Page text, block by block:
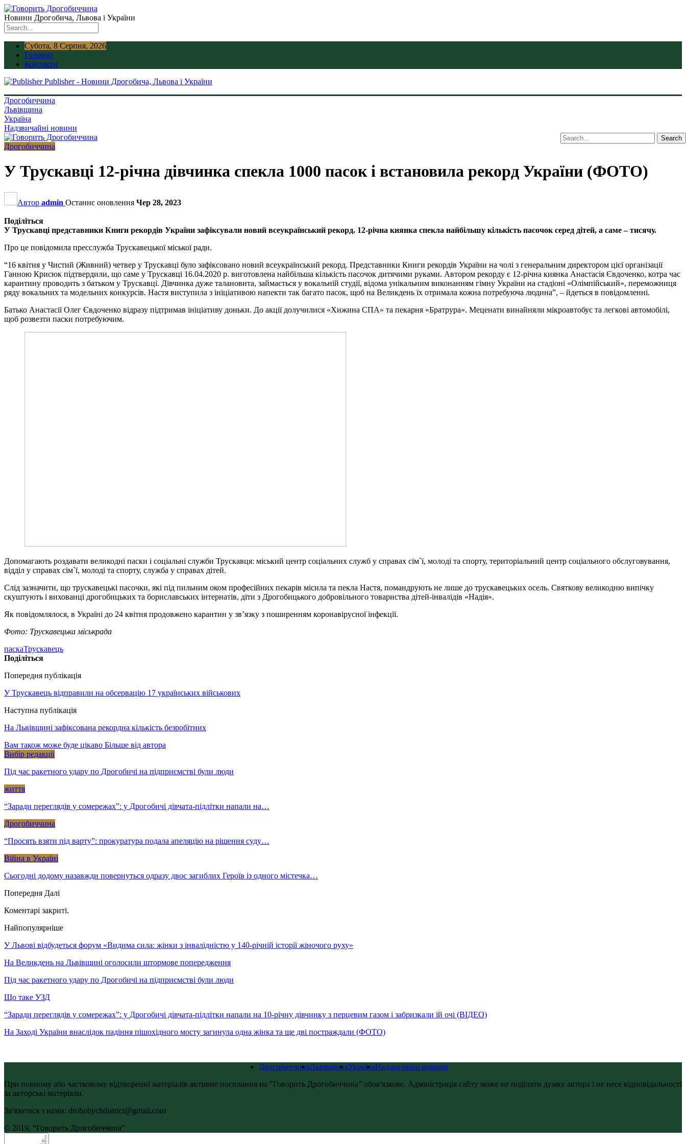
Новини Дрогобича, Львова і України
Субота, 8 Серпня, 2026
Головна
Контакти
Publisher - Новини Дрогобича, Львова і України
Дрогобиччина
Львівщина
Україна
Надзвичайні новини
Дрогобиччина
У Трускавці 12-річна дівчинка спекла 1000 пасок і встановила рекорд України (ФОТО)
Автор admin Останнє оновлення Чер 28, 2023
Поділіться
У Трускавці представники Книги рекордів України зафіксували новий всеукраїнський рекорд. 12-річна киянка спекла найбільшу кількість пасочок серед дітей, а саме – тисячу.
Про це повідомила пресслужба Трускавецької міської ради.
“16 квітня у Чистий (Живний) четвер у Трускавці було зафіксовано новий всеукраїнський рекорд. Представники Книги рекордів України на чолі з генеральним директором цієї організації
Ганною Крисюк підтвердили, що саме у Трускавці 16.04.2020 р. виготовлена найбільша кількість пасочок дитячими руками. Автором рекорду є 12-річна киянка Анастасія Євдоченко, котра час
карантину проводить з батьком у Трускавці. Дівчинка дуже талановита, займається у вокальній студії, відома унікальним виконанням гімну України на стадіоні «Олімпійський», переможниця
ряду вокальних та модельних конкурсів. Настя виступила з ініціативою напекти так багато пасок, щоб на Великдень їх отримала кожна потребуюча людина”, – йдеться в повідомленні.
Батько Анастасії Олег Євдоченко відразу підтримав ініціативу доньки. До акції долучилися «Хижина СПА» та пекарня «Братрура». Меценати винайняли мікроавтобус та легкові автомобілі,
щоб розвезти паски потребуючим.
Допомагають роздавати великодні паски і соціальні служби Трускавця: міський центр соціальних служб у справах сім`ї, молоді та спорту, територіальний центр соціального обслуговування,
відділ у справах сім`ї, молоді та спорту, служба у справах дітей.
Слід зазначити, що трускавецькі пасочки, які під пильним оком професійних пекарів місила та пекла Настя, помандрують не лише до трускавецьких осель. Святкову великодню випічку
скуштують і вихованці дрогобицьких та бориславських інтернатів, діти з Дрогобицького добровільного товариства дітей-інвалідів «Надія».
Як повідомлялося, в Україні до 24 квітня продовжено карантин у зв’язку з поширенням коронавірусної інфекції.
Фото: Трускавецька міськрада
паскаТрускавець
Поділіться
Попередня публікація
У Трускавець відправили на обсервацію 17 українських військових
Наступна публікація
На Львівщині зафіксована рекордна кількість безробітних
Вам також може буде цікаво Більше від автора
Вибір редакції
Під час ракетного удару по Дрогобичі на підприємстві були люди
життя
“Заради переглядів у сомережах”: у Дрогобичі дівчата-підлітки напали на…
Дрогобиччина
“Просять взяти під варту”: прокуратура подала апеляцію на рішення суду…
Війна в Україні
Сьогодні додому назавжди повернуться одразу двоє загиблих Героїв із одного містечка…
Попередня Далі
Коментарі закриті.
Найпопулярніше
У Львові відбудеться форум «Видима сила: жінки з інвалідністю у 140-річній історії жіночого руху»
На Великдень на Львівщині оголосили штормове попередження
Під час ракетного удару по Дрогобичі на підприємстві були люди
Що таке УЗД
“Заради переглядів у сомережах”: у Дрогобичі дівчата-підлітки напали на 10-річну дівчинку з перцевим газом і забризкали їй очі (ВІДЕО)
На Заході України внаслідок падіння пішохідного мосту загинула одна жінка та ще дві постраждали (ФОТО)
ДрогобиччинаЛьвівщинаУкраїнаНадзвичайні новини
При повному або частковому відтворенні матеріалів активне посилання на "Говорить Дрогобиччина" обов'язкове. Адміністрація сайту може не поділяти думку автора і не несе відповідальності
за авторські матеріали.
Зв'язатися з нами: drohobychdistrict@gmail.com
© 2019, “Говорить Дрогобиччина”